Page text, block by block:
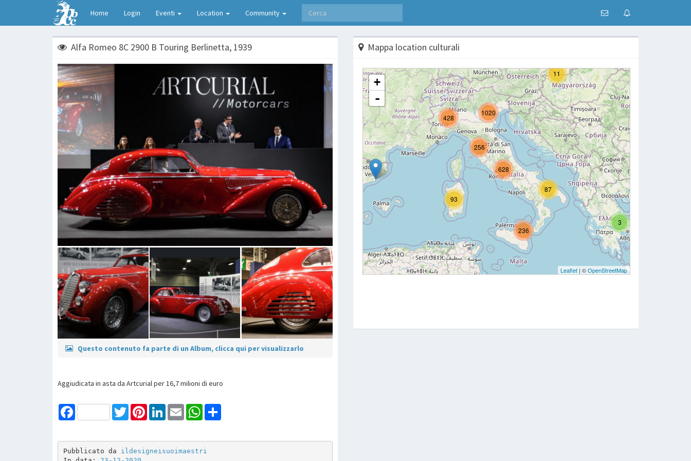
Home Login Eventi Location Community
Alfa Romeo 8C 2900 B Touring Berlinetta, 1939
Questo contenuto fa parte di un Album, clicca qui per visualizzarlo
Aggiudicata in asta da Artcurial per 16,7 milioni di euro
Facebook TwitterPinterestLinkedInEmail WhatsApp
Pubblicato da ildesigneisuoimaestri
Mappa location culturali